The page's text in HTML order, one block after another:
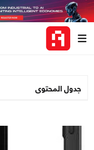
جدول المحتوى